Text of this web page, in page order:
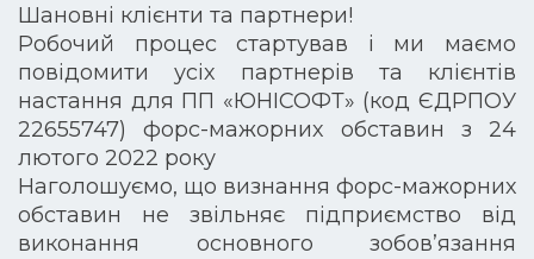
Шановні клієнти та партнери!
Робочий процес стартував і ми маємо
повідомити усіх партнерів та клієнтів
настання для ПП «ЮНІСОФТ» (код ЄДРПОУ
22655747) форс-мажорних обставин з 24
лютого 2022 року
Наголошуємо, що визнання форс-мажорних
обставин не звільняє підприємство від
виконання основного зобов’язання